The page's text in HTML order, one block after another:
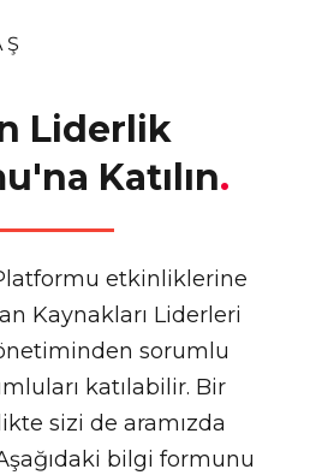
Liderlik
Katılın
.
etkinliklerine
Kaynakları Liderleri
sorumlu
katılabilir. Bir
sizi de aramızda
bilgi formunu